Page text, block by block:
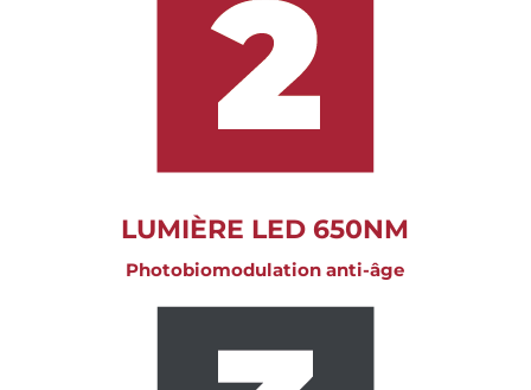
LUMIÈRE LED 650NM
Photobiomodulation anti-âge